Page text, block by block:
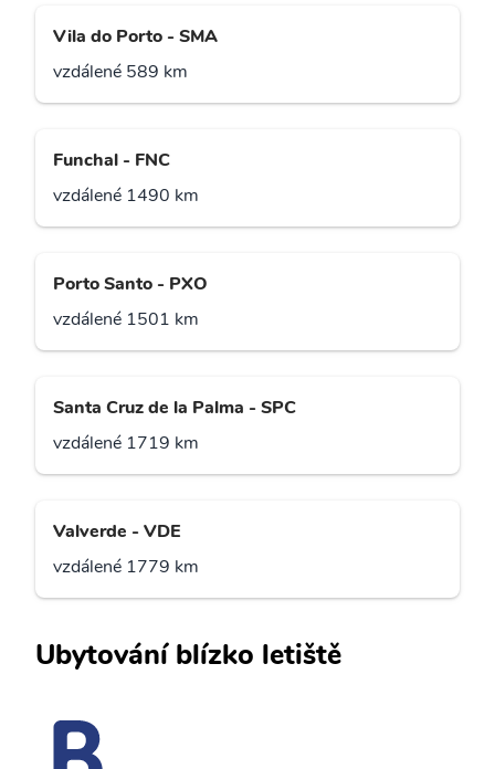
Vila do Porto - SMA
vzdálené 589 km
Funchal - FNC
vzdálené 1490 km
Porto Santo - PXO
vzdálené 1501 km
Santa Cruz de la Palma - SPC
vzdálené 1719 km
Valverde - VDE
vzdálené 1779 km
Ubytování blízko letiště